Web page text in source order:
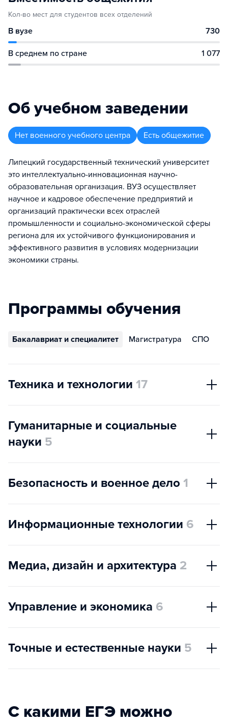
Кол-во мест для студентов всех отделений
В вузе 730
В среднем по стране 1 077
Об учебном заведении
Нет военного учебного центра Есть общежитие
Липецкий государственный технический университет
это интеллектуально-инновационная научно-
образовательная организация. ВУЗ осуществляет
научное и кадровое обеспечение предприятий и
организаций практически всех отраслей
промышленности и социально-экономической сферы
региона для их устойчивого функционирования и
эффективного развития в условиях модернизации
экономики страны.
Программы обучения
Бакалавриат и специалитет Магистратура СПО
Техника и технологии 17
Гуманитарные и социальные
науки 5
Безопасность и военное дело 1
Информационные технологии 6
Медиа, дизайн и архитектура 2
Управление и экономика 6
Точные и естественные науки 5
С какими ЕГЭ можно